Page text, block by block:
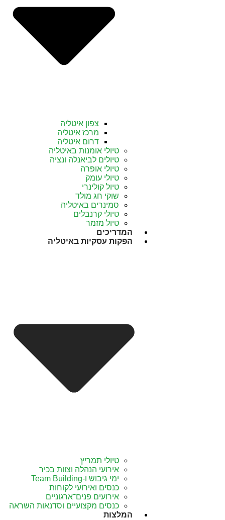
צפון איטליה
מרכז איטליה
דרום איטליה
טיולי אומנות באיטליה
טיולים לביאנלה ונציה
טיולי אופרה
טיולי עומק
טיול קולינרי
שוקי חג מולד
סמינרים באיטליה
טיולי קרנבלים
טיול מזמר
המדריכים
הפקות עסקיות באיטליה
טיולי תמריץ
אירועי הנהלה וצוות בכיר
ימי גיבוש ו-Team Building
כנסים ואירועי לקוחות
אירועים פנים־ארגוניים
כנסים מקצועיים וסדנאות השראה
המלצות